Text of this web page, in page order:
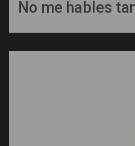
No me hables